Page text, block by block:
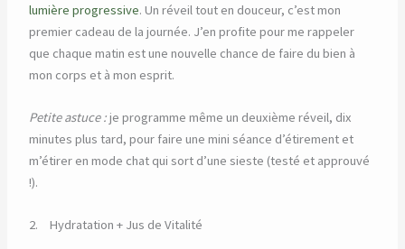
lumière progressive. Un réveil tout en douceur, c’est mon
premier cadeau de la journée. J’en profite pour me rappeler
que chaque matin est une nouvelle chance de faire du bien à
mon corps et à mon esprit.
Petite astuce :je programme même un deuxième réveil, dix
minutes plus tard, pour faire une mini séance d’étirement et
m’étirer en mode chat qui sort d’une sieste (testé et approuvé
!).
2. Hydratation + Jus de Vitalité